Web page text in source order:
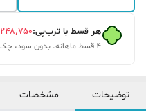
هر قسط با ترب‌پی:۲۴۸٬۷۵۰
۴ قسط ماهانه. بدون سود، چک و ضامن.
توضیحات مشخصات